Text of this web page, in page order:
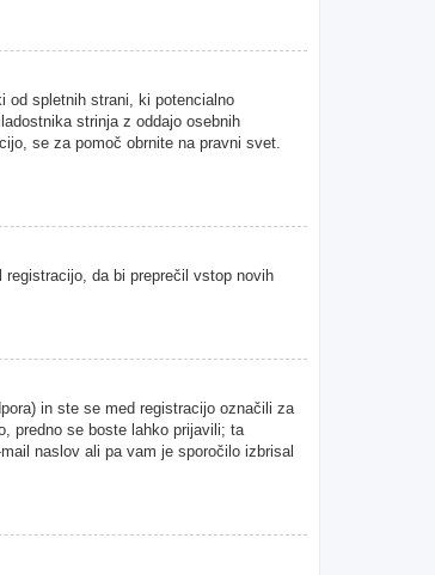
od spletnih strani, ki potencialno
strinja z oddajo osebnih
se za pomoč obrnite na pravni svet.
da bi preprečil vstop novih
in ste se med registracijo označili za
predno se boste lahko prijavili; ta
naslov ali pa vam je sporočilo izbrisal